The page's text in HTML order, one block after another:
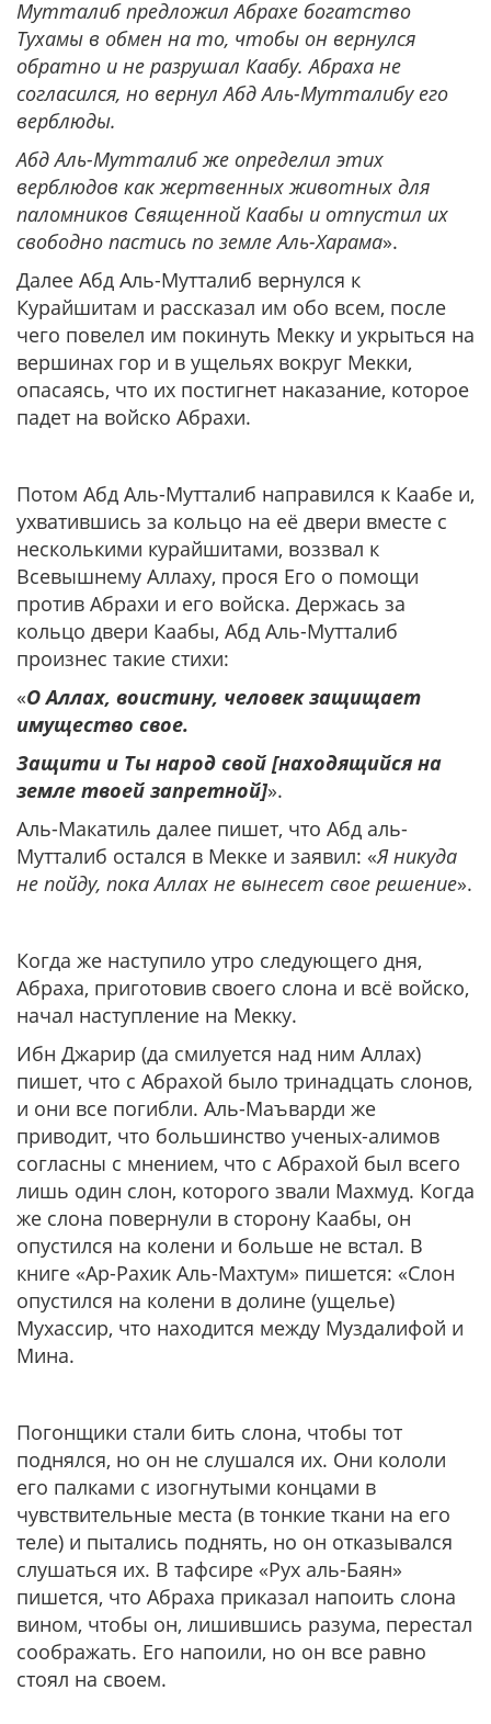
Мутталиб предложил Абрахе богатство
Тухамы в обмен на то, чтобы он вернулся
обратно и не разрушал Каабу. Абраха не
согласился, но вернул Абд Аль-Мутталибу его
верблюды.
Абд Аль-Мутталиб же определил этих
верблюдов как жертвенных животных для
паломников Священной Каабы и отпустил их
свободно пастись по земле Аль-Харама».
Далее Абд Аль-Мутталиб вернулся к
Курайшитам и рассказал им обо всем, после
чего повелел им покинуть Мекку и укрыться на
вершинах гор и в ущельях вокруг Мекки,
опасаясь, что их постигнет наказание, которое
падет на войско Абрахи.
Потом Абд Аль-Мутталиб направился к Каабе и,
ухватившись за кольцо на её двери вместе с
несколькими курайшитами, воззвал к
Всевышнему Аллаху, прося Его о помощи
против Абрахи и его войска. Держась за
кольцо двери Каабы, Абд Аль-Мутталиб
произнес такие стихи:
«О Аллах, воистину, человек защищает
имущество свое.
Защити и Ты народ свой [находящийся на
земле твоей запретной]».
Аль-Макатиль далее пишет, что Абд аль-
Мутталиб остался в Мекке и заявил: «Я никуда
не пойду, пока Аллах не вынесет свое решение».
Когда же наступило утро следующего дня,
Абраха, приготовив своего слона и всё войско,
начал наступление на Мекку.
Ибн Джарир (да смилуется над ним Аллах)
пишет, что с Абрахой было тринадцать слонов,
и они все погибли. Аль-Маъварди же
приводит, что большинство ученых-алимов
согласны с мнением, что с Абрахой был всего
лишь один слон, которого звали Махмуд. Когда
же слона повернули в сторону Каабы, он
опустился на колени и больше не встал. В
книге «Ар-Рахик Аль-Махтум» пишется: «Слон
опустился на колени в долине (ущелье)
Мухассир, что находится между Муздалифой и
Мина.
Погонщики стали бить слона, чтобы тот
поднялся, но он не слушался их. Они кололи
его палками с изогнутыми концами в
чувствительные места (в тонкие ткани на его
теле) и пытались поднять, но он отказывался
слушаться их. В тафсире «Рух аль-Баян»
пишется, что Абраха приказал напоить слона
вином, чтобы он, лишившись разума, перестал
соображать. Его напоили, но он все равно
стоял на своем.